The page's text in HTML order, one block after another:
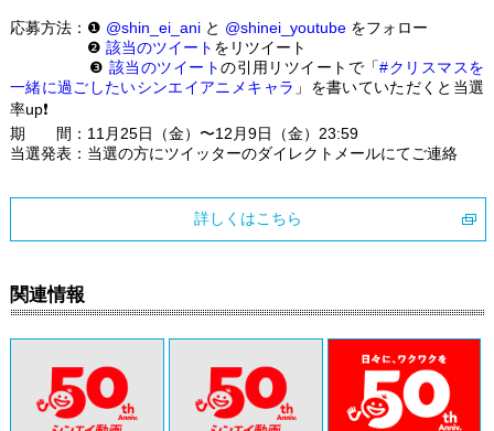
応募方法：❶ @shin_ei_aniと @shinei_youtube をフォロー
❷ 該当のツイート をリツイート
❸該当のツイートの引用リツイートで「#クリスマスを
一緒に過ごしたいシンエイアニメキャラ 」を書いていただくと当選
率up❗
期 間：11月25日（金）〜12月9日（金）23:59
当選発表：当選の方にツイッターのダイレクトメールにてご連絡
詳しくはこちら
関連情報